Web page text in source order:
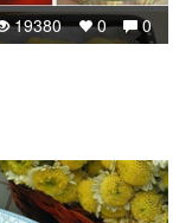
0
0
19380